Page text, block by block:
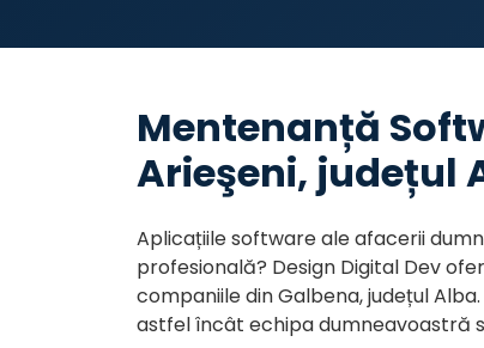
Mentenanță
Arieşeni, județul
Aplicațiile software ale afacerii
profesională? Design Digital Dev
companiile din Galbena, județul
astfel încât echipa dumneavoastră